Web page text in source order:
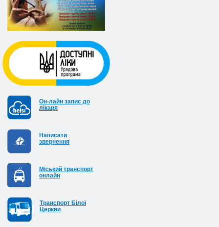
Он-лайн запис до
лікаря
Написати
звернення
Міський транспорт
онлайн
Транспорт Білої
Церкви